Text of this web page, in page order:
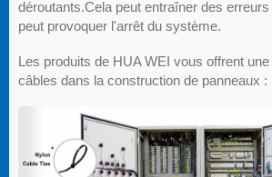
déroutants.Cela peut entraîner des
peut provoquer l'arrêt du système.
Les produits de HUA WEI vous offrent
câbles dans la construction de panneaux :